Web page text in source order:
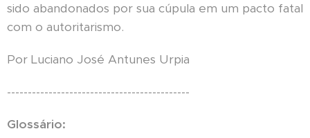
sido abandonados por sua cúpula em um pacto fatal
com o autoritarismo.
Por Luciano José Antunes Urpia
--------------------------------------------
Glossário: